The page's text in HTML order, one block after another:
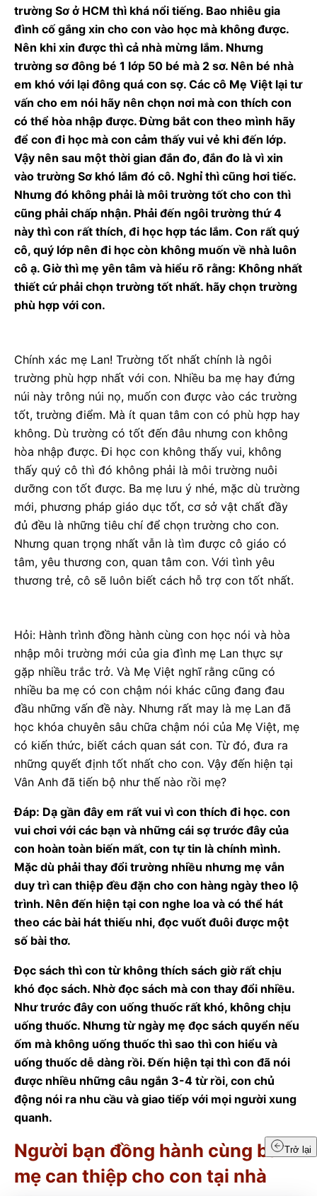
Trở lại
trường Sơ ở HCM thì khá nổi tiếng. Bao nhiêu gia
đình cố gắng xin cho con vào học mà không được.
Nên khi xin được thì cả nhà mừng lắm. Nhưng
trường sơ đông bé 1 lớp 50 bé mà 2 sơ. Nên bé nhà
em khó với lại đông quá con sợ. Các cô Mẹ Việt lại tư
vấn cho em nói hãy nên chọn nơi mà con thích con
có thể hòa nhập được. Đừng bắt con theo mình hãy
để con đi học mà con cảm thấy vui vẻ khi đến lớp.
Vậy nên sau một thời gian đắn đo, đắn đo là vì xin
vào trường Sơ khó lắm đó cô. Nghỉ thì cũng hơi tiếc.
Nhưng đó không phải là môi trường tốt cho con thì
cũng phải chấp nhận. Phải đến ngôi trường thứ 4
này thì con rất thích, đi học hợp tác lắm. Con rất quý
cô, quý lớp nên đi học còn không muốn về nhà luôn
cô ạ. Giờ thì mẹ yên tâm và hiểu rõ rằng: Không nhất
thiết cứ phải chọn trường tốt nhất. hãy chọn trường
phù hợp với con.
Chính xác mẹ Lan! Trường tốt nhất chính là ngôi
trường phù hợp nhất với con. Nhiều ba mẹ hay đứng
núi này trông núi nọ, muốn con được vào các trường
tốt, trường điểm. Mà ít quan tâm con có phù hợp hay
không. Dù trường có tốt đến đâu nhưng con không
hòa nhập được. Đi học con không thấy vui, không
thấy quý cô thì đó không phải là môi trường nuôi
dưỡng con tốt được. Ba mẹ lưu ý nhé, mặc dù trường
mới, phương pháp giáo dục tốt, cơ sở vật chất đầy
đủ đều là những tiêu chí để chọn trường cho con.
Nhưng quan trọng nhất vẫn là tìm được cô giáo có
tâm, yêu thương con, quan tâm con. Với tình yêu
thương trẻ, cô sẽ luôn biết cách hỗ trợ con tốt nhất.
Hỏi: Hành trình đồng hành cùng con học nói và hòa
nhập môi trường mới của gia đình mẹ Lan thực sự
gặp nhiều trắc trở. Và Mẹ Việt nghĩ rằng cũng có
nhiều ba mẹ có con chậm nói khác cũng đang đau
đầu những vấn đề này. Nhưng rất may là mẹ Lan đã
học khóa chuyên sâu chữa chậm nói của Mẹ Việt, mẹ
có kiến thức, biết cách quan sát con. Từ đó, đưa ra
những quyết định tốt nhất cho con. Vậy đến hiện tại
Vân Anh đã tiến bộ như thế nào rồi mẹ?
Đáp: Dạ gần đây em rất vui vì con thích đi học. con
vui chơi với các bạn và những cái sợ trước đây của
con hoàn toàn biến mất, con tự tin là chính mình.
Mặc dù phải thay đổi trường nhiều nhưng mẹ vẫn
duy trì can thiệp đều đặn cho con hàng ngày theo lộ
trình. Nên đến hiện tại con nghe loa và có thể hát
theo các bài hát thiếu nhi, đọc vuốt đuôi được một
số bài thơ.
Đọc sách thì con từ không thích sách giờ rất chịu
khó đọc sách. Nhờ đọc sách mà con thay đổi nhiều.
Như trước đây con uống thuốc rất khó, không chịu
uống thuốc. Nhưng từ ngày mẹ đọc sách quyển nếu
ốm mà không uống thuốc thì sao thì con hiểu và
uống thuốc dễ dàng rồi. Đến hiện tại thì con đã nói
được nhiều những câu ngắn 3-4 từ rồi, con chủ
động nói ra nhu cầu và giao tiếp với mọi người xung
quanh.
Người bạn đồng hành cùng ba
mẹ can thiệp cho con tại nhà